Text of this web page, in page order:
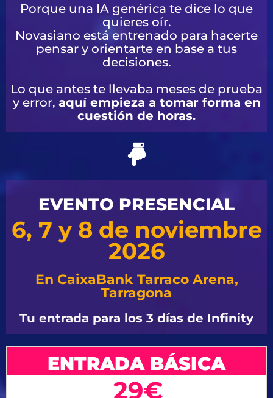
Porque una IA genérica te dice lo que
quieres oír.
Novasiano está entrenado para hacerte
pensar y orientarte en base a tus
decisiones.
Lo que antes te llevaba meses de prueba
y error, aquí empieza a tomar forma en
cuestión de horas.
EVENTO PRESENCIAL
6, 7 y 8 de noviembre
2026
En CaixaBank Tarraco Arena,
Tarragona
Tu entrada para los 3 días de Infinity
ENTRADA BÁSICA
29€